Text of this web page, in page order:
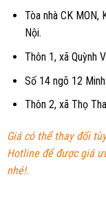
Tòa nhà CK MON,
Nội.
Thôn 1, xã Quỳnh
Số 14 ngõ 12
Thôn 2, xã Thọ
Giá có thể thay đổi
Hotline để được giá
nhé!.